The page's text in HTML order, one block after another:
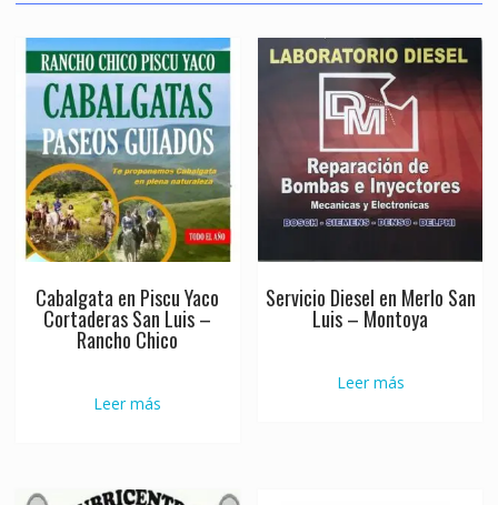
Cabalgata en Piscu Yaco
Cortaderas San Luis –
Rancho Chico
Leer más
Servicio Diesel en Merlo San
Luis – Montoya
Leer más